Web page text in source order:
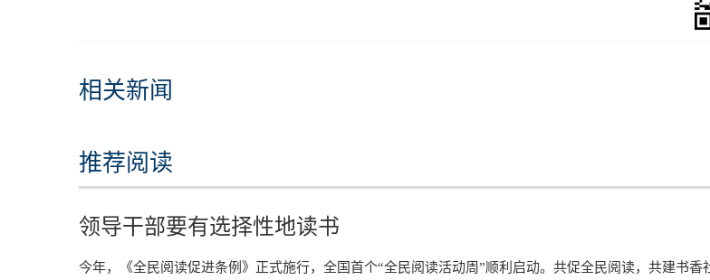
相关新闻
推荐阅读
领导干部要有选择性地读书
今年，《全民阅读促进条例》正式施行，全国首个“全民阅读活动周”顺利启动。共促全民阅读，共建书香